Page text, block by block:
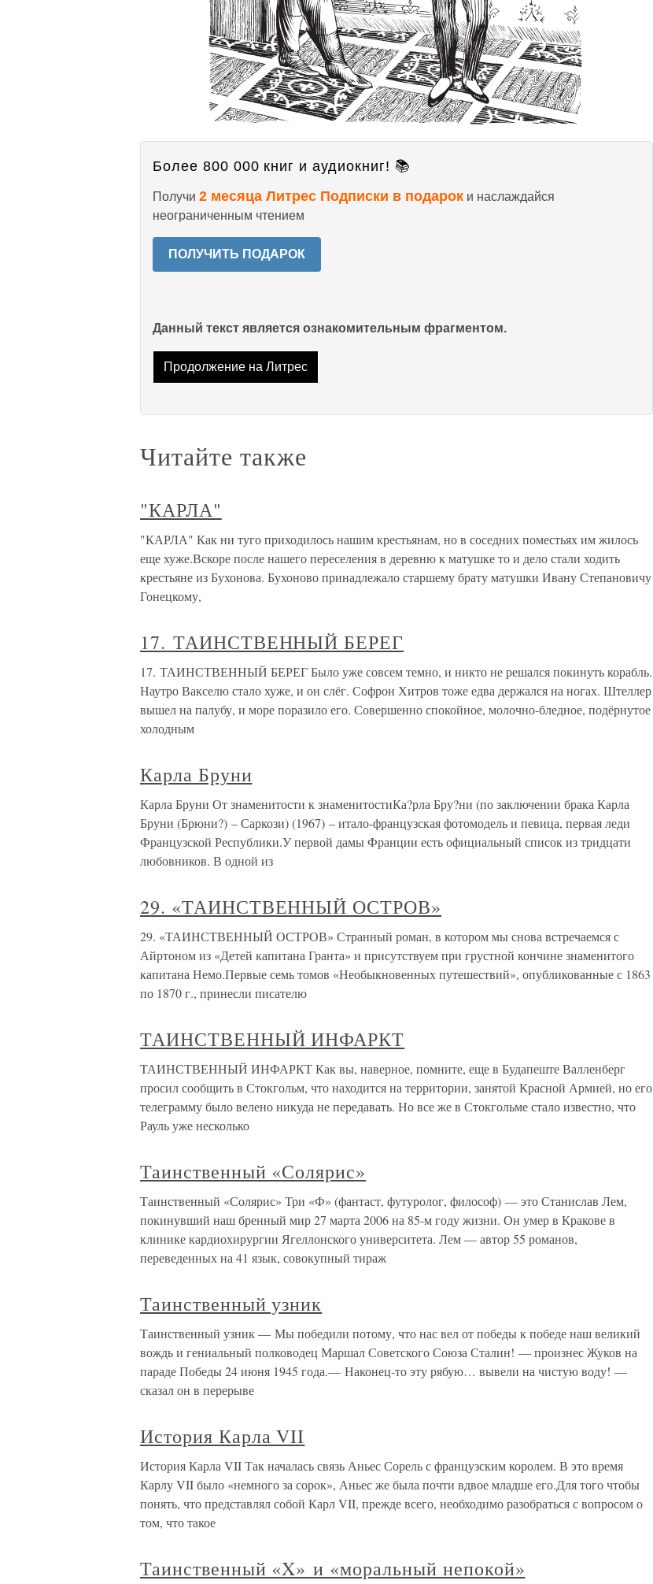
Более 800 000 книг и аудиокниг! 📚
Получи 2 месяца Литрес Подписки в подарок и наслаждайся
неограниченным чтением
ПОЛУЧИТЬ ПОДАРОК
Данный текст является ознакомительным фрагментом.
Продолжение на Литрес
Читайте также
"КАРЛА"
"КАРЛА" Как ни туго приходилось нашим крестьянам, но в соседних поместьях им жилось
еще хуже.Вскоре после нашего переселения в деревню к матушке то и дело стали ходить
крестьяне из Бухонова. Бухоново принадлежало старшему брату матушки Ивану Степановичу
Гонецкому,
17. ТАИНСТВЕННЫЙ БЕРЕГ
17. ТАИНСТВЕННЫЙ БЕРЕГ Было уже совсем темно, и никто не решался покинуть корабль.
Наутро Вакселю стало хуже, и он слёг. Софрон Хитров тоже едва держался на ногах. Штеллер
вышел на палубу, и море поразило его. Совершенно спокойное, молочно-бледное, подёрнутое
холодным
Карла Бруни
Карла Бруни От знаменитости к знаменитостиКа?рла Бру?ни (по заключении брака Карла
Бруни (Брюни?) – Саркози) (1967) – итало-французская фотомодель и певица, первая леди
Французской Республики.У первой дамы Франции есть официальный список из тридцати
любовников. В одной из
29. «ТАИНСТВЕННЫЙ ОСТРОВ»
29. «ТАИНСТВЕННЫЙ ОСТРОВ» Странный роман, в котором мы снова встречаемся с
Айртоном из «Детей капитана Гранта» и присутствуем при грустной кончине знаменитого
капитана Немо.Первые семь томов «Необыкновенных путешествий», опубликованные с 1863
по 1870 г., принесли писателю
ТАИНСТВЕННЫЙ ИНФАРКТ
ТАИНСТВЕННЫЙ ИНФАРКТ Как вы, наверное, помните, еще в Будапеште Валленберг
просил сообщить в Стокгольм, что находится на территории, занятой Красной Армией, но его
телеграмму было велено никуда не передавать. Но все же в Стокгольме стало известно, что
Рауль уже несколько
Таинственный «Солярис»
Таинственный «Солярис» Три «Ф» (фантаст, футуролог, философ) — это Станислав Лем,
покинувший наш бренный мир 27 марта 2006 на 85-м году жизни. Он умер в Кракове в
клинике кардиохирургии Ягеллонского университета. Лем — автор 55 романов,
переведенных на 41 язык, совокупный тираж
Таинственный узник
Таинственный узник — Мы победили потому, что нас вел от победы к победе наш великий
вождь и гениальный полководец Маршал Советского Союза Сталин! — произнес Жуков на
параде Победы 24 июня 1945 года.— Наконец-то эту рябую… вывели на чистую воду! —
сказал он в перерыве
История Карла VII
История Карла VII Так началась связь Аньес Сорель с французским королем. В это время
Карлу VII было «немного за сорок», Аньес же была почти вдвое младше его.Для того чтобы
понять, что представлял собой Карл VII, прежде всего, необходимо разобраться с вопросом о
том, что такое
Таинственный «X» и «моральный непокой»